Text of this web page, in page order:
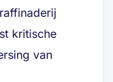
kritische
van